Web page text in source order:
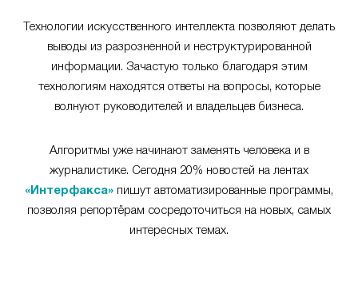
Технологии искусственного интеллекта позволяют делать
выводы из разрозненной и неструктурированной
информации. Зачастую только благодаря этим
технологиям находятся ответы на вопросы, которые
волнуют руководителей и владельцев бизнеса.
Алгоритмы уже начинают заменять человека и в
журналистике. Сегодня 20% новостей на лентах
«Интерфакса» пишут автоматизированные программы,
позволяя репортёрам сосредоточиться на новых, самых
интересных темах.